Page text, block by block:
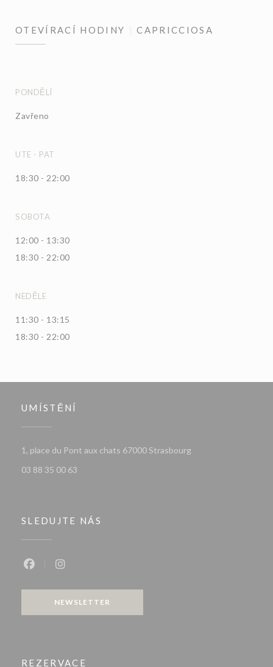
OTEVÍRACÍ HODINY CAPRICCIOSA
PONDĚLÍ
Zavřeno
UTE - PAT
18:30 - 22:00
SOBOTA
12:00 - 13:30
18:30 - 22:00
NEDĚLE
11:30 - 13:15
18:30 - 22:00
UMÍSTĚNÍ
1, place du Pont aux chats 67000 Strasbourg((otevře se v novém
03 88 35 00 63
SLEDUJTE NÁS
NEWSLETTER
REZERVACE